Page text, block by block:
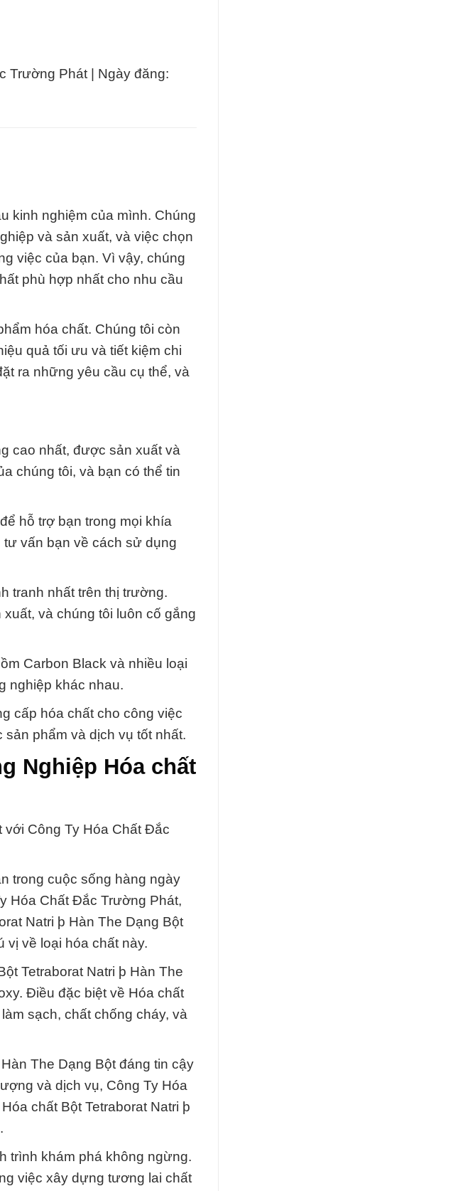
Trường Phát | Ngày đăng:
kinh nghiệm của mình. Chúng
và sản xuất, và việc chọn
việc của bạn. Vì vậy, chúng
phù hợp nhất cho nhu cầu
hóa chất. Chúng tôi còn
quả tối ưu và tiết kiệm chi
ra những yêu cầu cụ thể, và
cao nhất, được sản xuất và
chúng tôi, và bạn có thể tin
hỗ trợ bạn trong mọi khía
vấn bạn về cách sử dụng
tranh nhất trên thị trường.
và chúng tôi luôn cố gắng
Carbon Black và nhiều loại
nghiệp khác nhau.
cấp hóa chất cho công việc
phẩm và dịch vụ tốt nhất.
Nghiệp Hóa chất
với Công Ty Hóa Chất Đắc
trong cuộc sống hàng ngày
Hóa Chất Đắc Trường Phát,
Natri þ Hàn The Dạng Bột
vị về loại hóa chất này.
Tetraborat Natri þ Hàn The
Điều đặc biệt về Hóa chất
sạch, chất chống cháy, và
The Dạng Bột đáng tin cậy
và dịch vụ, Công Ty Hóa
chất Bột Tetraborat Natri þ
trình khám phá không ngừng.
việc xây dựng tương lai chất